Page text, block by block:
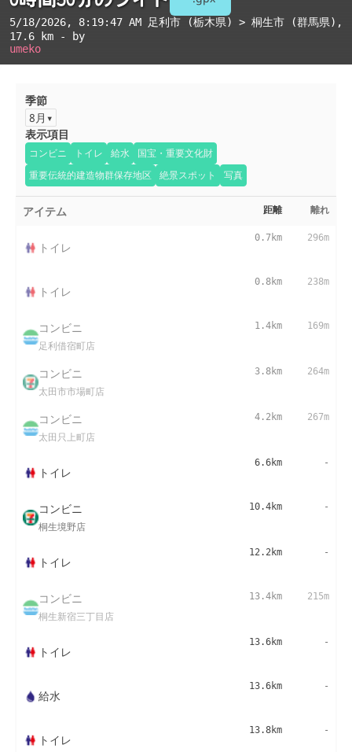
5/18/2026, 8:19:47 AM 足利市 (栃木県) > 桐生市 (群馬県) ,
17.6 km - by
umeko
季節
8月
表示項目
コンビニ トイレ 給水
国宝・重要文化財
重要伝統的建造物群保存地区
絶景スポット 写真
アイテム 距離 離れ
トイレ
0.7km 296m
トイレ
0.8km 238m
コンビニ
足利借宿町店
1.4km 169m
コンビニ
太田市市場町店
3.8km 264m
コンビニ
太田只上町店
4.2km 267m
トイレ
6.6km -
コンビニ
桐生境野店
10.4km -
トイレ
12.2km -
コンビニ
桐生新宿三丁目店
13.4km 215m
トイレ
13.6km -
給水
13.6km -
トイレ
13.8km -